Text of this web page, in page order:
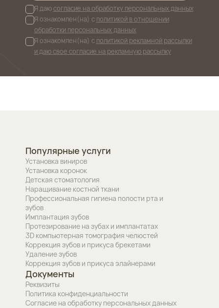
Я даюсогласие на обработку персональных данных
Я ознакомлен(на) с политикой в отношении
обработки персональных данных
Я ознакомлен(на) с политикой рекламной рассылки
и даю свое согласие на рекламную рассылку
Популярные услуги
Установка виниров
Установка коронок
Детская стоматология
Наращивание костной ткани
Профессиональная гигиена полости рта и
зубов
Имплантация зубов
Протезирование на зубах и имплантатах
3D компьютерная томография челюстей
Коррекция зубов и прикуса брекетами
Удаление зубов
Коррекция зубов и прикуса элайнерами
Документы
Реквизиты
Политика конфиденциальности
Согласие на обработку персональных данных